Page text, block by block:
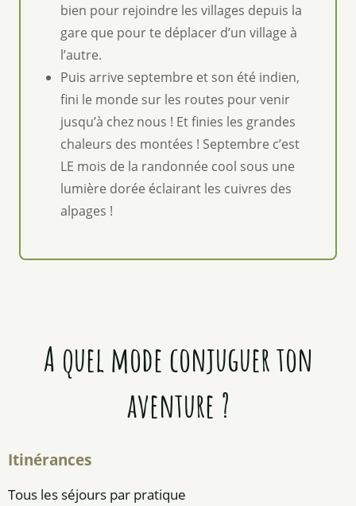
bien pour rejoindre les villages depuis la
gare que pour te déplacer d’un village à
l’autre.
Puis arrive septembre et son été indien,
fini le monde sur les routes pour venir
jusqu’à chez nous ! Et finies les grandes
chaleurs des montées ! Septembre c’est
LE mois de la randonnée cool sous une
lumière dorée éclairant les cuivres des
alpages !
A quel mode conjuguer ton
aventure ?
Itinérances
Tous les séjours par pratique